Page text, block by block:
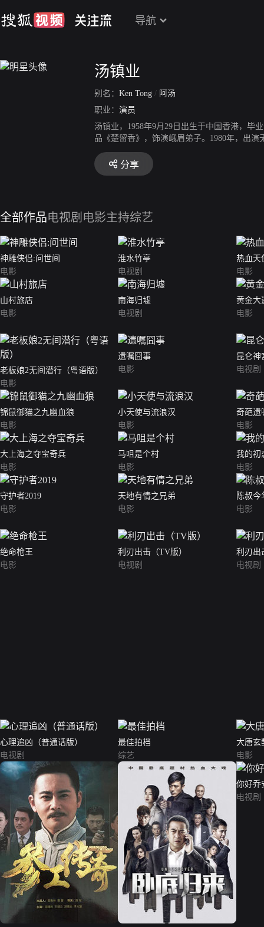
导航
汤镇业
别名： Ken Tong / 阿汤
职业： 演员
汤镇业，1958年9月29日出生于中国香港，毕
品《楚留香》，饰演峨眉弟子。1980年，出
演电视剧《天龙八部》饰演段誉一角。1983
将之决裂》中“反骨东”一角的诠释，获得了
传》中饰演武艺；同年在电视剧《新江山美
年，参演电影《追龙》，饰演颜童。2021年5
年，参演电视剧《儒林外史之啼笑书香》。5
客串的电影《神雕侠侣》杀青。12月27日，
优酷、爱奇艺三平台全网首播；11月1日，特
分享
全部作品电视剧 电影主持综艺
神雕侠侣:问世间
电影
淮水竹亭
电视剧
热血天
电影
山村旅店
电影
南海归墟
电视剧
黄金大
电影
老板娘2无间潜行（粤语版）
电影
遗嘱囧事
电影
昆仑神
电视剧
锦鼠御猫之九幽血狼
电影
小天使与流浪汉
电影
奇葩遗
电影
大上海之夺宝奇兵
电影
马咀是个村
电影
我的初
电影
守护者2019
电影
天地有情之兄弟
电影
陈叔今
电影
绝命枪王
电影
利刃出击（TV版）
电视剧
利刃出
电视剧
心理追凶（普通话版）
电视剧
最佳拍档
综艺
大唐玄
电影
你好乔
电视剧